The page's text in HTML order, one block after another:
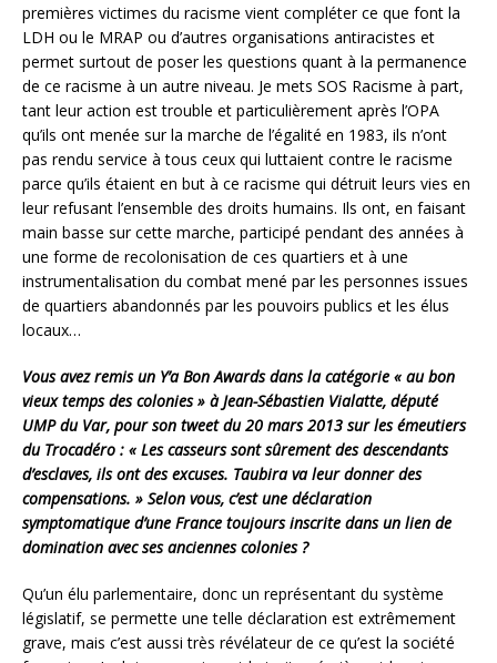
premières victimes du racisme vient compléter ce que font la
LDH ou le MRAP ou d’autres organisations antiracistes et
permet surtout de poser les questions quant à la permanence
de ce racisme à un autre niveau. Je mets SOS Racisme à part,
tant leur action est trouble et particulièrement après l’OPA
qu’ils ont menée sur la marche de l’égalité en 1983, ils n’ont
pas rendu service à tous ceux qui luttaient contre le racisme
parce qu’ils étaient en but à ce racisme qui détruit leurs vies en
leur refusant l’ensemble des droits humains. Ils ont, en faisant
main basse sur cette marche, participé pendant des années à
une forme de recolonisation de ces quartiers et à une
instrumentalisation du combat mené par les personnes issues
de quartiers abandonnés par les pouvoirs publics et les élus
locaux…
Vous avez remis un Y’a Bon Awards dans la catégorie « au bon
vieux temps des colonies » à Jean-Sébastien Vialatte, député
UMP du Var, pour son tweet du 20 mars 2013 sur les émeutiers
du Trocadéro : « Les casseurs sont sûrement des descendants
d’esclaves, ils ont des excuses. Taubira va leur donner des
compensations. » Selon vous, c’est une déclaration
symptomatique d’une France toujours inscrite dans un lien de
domination avec ses anciennes colonies ?
Qu’un élu parlementaire, donc un représentant du système
législatif, se permette une telle déclaration est extrêmement
grave, mais c’est aussi très révélateur de ce qu’est la société